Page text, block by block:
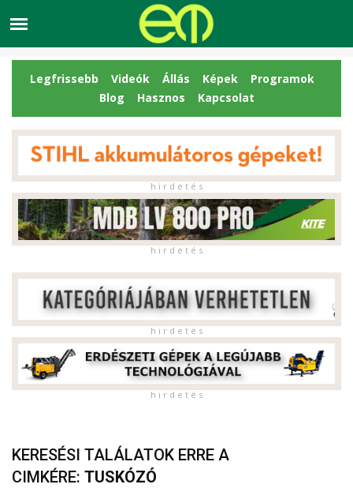
Legfrissebb Videók Állás Képek
Programok
Blog
Hasznos Kapcsolat
h i r d e t é s
h i r d e t é s
h i r d e t é s
h i r d e t é s
KERESÉSI TALÁLATOK ERRE A
CIMKÉRE: TUSKÓZÓ